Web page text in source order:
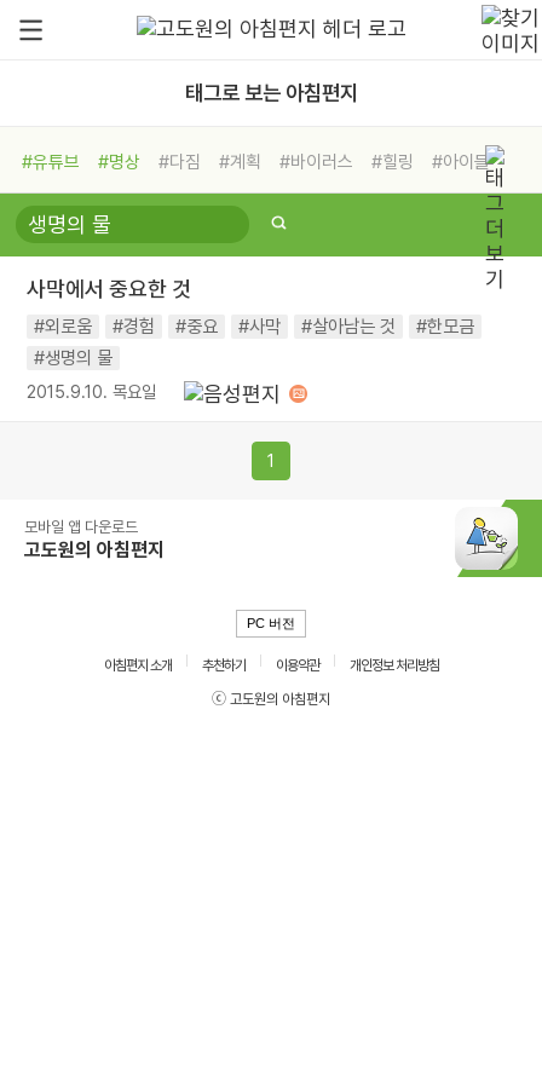
태그로 보는 아침편지
#유튜브 #명상 #다짐 #계획 #바이러스 #힐링
#아이들
#비전캠프
#독서캠프 #삶
#희망
#나눔 #친구 #링컨학교
#독서
#건강 #면역력
사막에서 중요한 것
#외로움 #경험 #중요 #사막 #살아남는 것
#한모금
#생명의 물
2015.9.10. 목요일
1
모바일 앱 다운로드
고도원의 아침편지
PC 버전
아침편지 소개 추천하기 이용약관
개인정보 처리방침
ⓒ 고도원의 아침편지